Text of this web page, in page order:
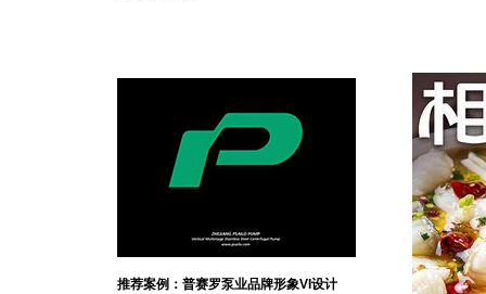
推荐案例：普赛罗泵业品牌形象VI设计